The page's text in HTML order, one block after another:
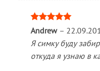
Оценка
Andrew –
Я симку буду
откуда я узнаю в